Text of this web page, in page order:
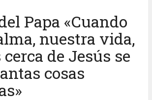
Papa «Cuando
nuestra vida,
de Jesús se
cosas